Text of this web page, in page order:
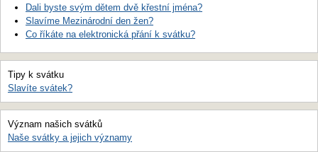
Dali byste svým dětem dvě křestní jména?
Slavíme Mezinárodní den žen?
Co říkáte na elektronická přání k svátku?
Tipy k svátku
Slavíte svátek?
Význam našich svátků
Naše svátky a jejich významy